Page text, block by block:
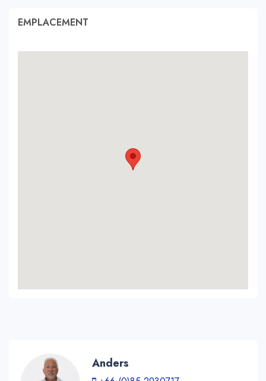
EMPLACEMENT
Anders